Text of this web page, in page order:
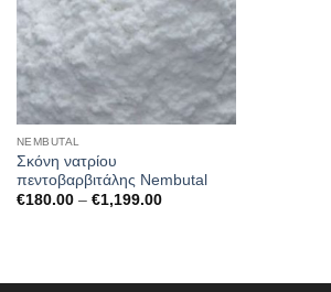
NEMBUTAL
Σκόνη νατρίου
πεντοβαρβιτάλης Nembutal
€180.00 – €1,199.00Price